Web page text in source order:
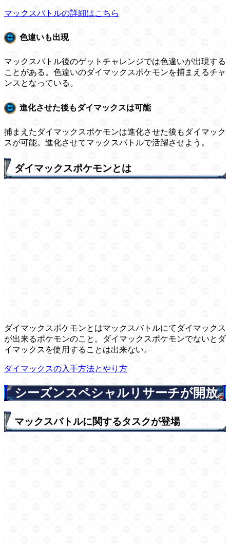
マックスバトルの詳細はこちら
色違いも出現
マックスバトル後のゲットチャレンジでは色違いが出現する
ことがある。色違いのダイマックスポケモンを捕まえるチャ
ンスとなっている。
進化させた後もダイマックスは可能
捕まえたダイマックスポケモンは進化させた後もダイマック
スが可能。進化させてマックスバトルで活躍させよう。
ダイマックスポケモンとは
ダイマックスポケモンとはマックスバトルにてダイマックス
が出来るポケモンのこと。ダイマックスポケモンでないとダ
イマックスを使用することは出来ない。
ダイマックスの入手方法とやり方
シーズンスペシャルリサーチが開放
マックスバトルに関するタスクが登場